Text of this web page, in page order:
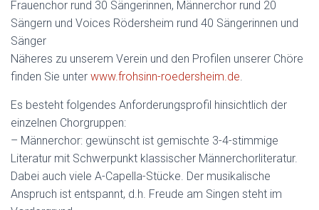
Frauenchor rund 30 Sängerinnen, Männerchor rund 20
Sängern und Voices Rödersheim rund 40 Sängerinnen und
Sänger
Näheres zu unserem Verein und den Profilen unserer Chöre
finden Sie unter www.frohsinn-roedersheim.de.
Es besteht folgendes Anforderungsprofil hinsichtlich der
einzelnen Chorgruppen:
– Männerchor: gewünscht ist gemischte 3-4-stimmige
Literatur mit Schwerpunkt klassischer Männerchorliteratur.
Dabei auch viele A-Capella-Stücke. Der musikalische
Anspruch ist entspannt, d.h. Freude am Singen steht im